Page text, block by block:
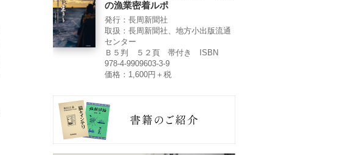
の漁業密着ルポ
発行：長周新聞社
取扱：長周新聞社、地方小出版流通
センター
Ｂ５判 ５２頁 帯付き ISBN
978-4-9909603-3-9
価格：1,600円＋税